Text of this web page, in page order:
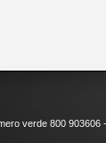
verde 800 903606